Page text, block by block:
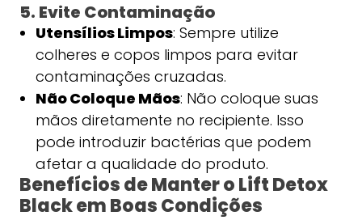
5. Evite Contaminação
Utensílios Limpos: Sempre utilize
colheres e copos limpos para evitar
contaminações cruzadas.
Não Coloque Mãos: Não coloque suas
mãos diretamente no recipiente. Isso
pode introduzir bactérias que podem
afetar a qualidade do produto.
Benefícios de Manter o Lift Detox
Black em Boas Condições